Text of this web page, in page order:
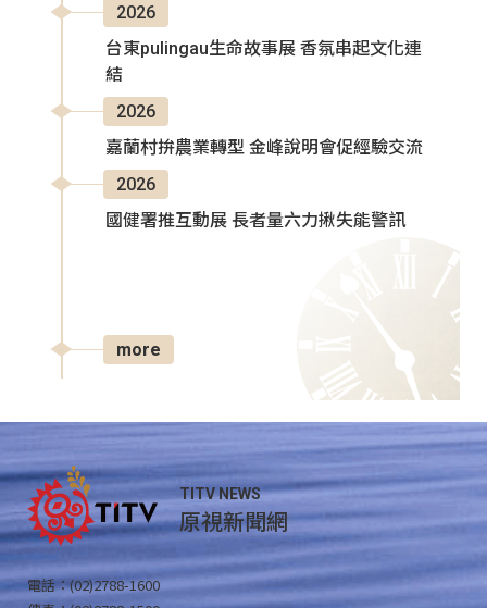
2026
台東pulingau生命故事展 香氛串起文化連
結
2026
嘉蘭村拚農業轉型 金峰說明會促經驗交流
2026
國健署推互動展 長者量六力揪失能警訊
more
TITV NEWS
原視新聞網
電話：(02)2788-1600